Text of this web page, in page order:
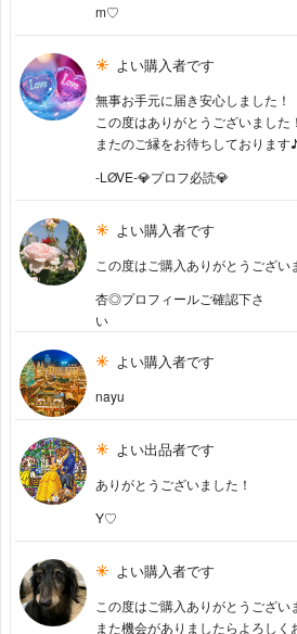
m♡
よい購入者です
無事お手元に届き安心しました！
この度はありがとうございました！
またのご縁をお待ちしております
-LØVE-💎プロフ必読💎
よい購入者です
この度はご購入ありがとうござい
杏◎プロフィールご確認下さ
い
よい購入者です
nayu
よい出品者です
ありがとうございました！
Y♡
よい購入者です
この度はご購入ありがとうござい
また機会がありましたらよろしく